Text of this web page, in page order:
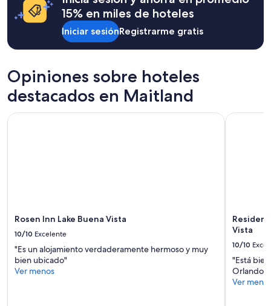
sujetos
Aplican
términos
15% en miles de hoteles
Iniciar sesiónRegistrarme gratis
Opiniones sobre hoteles
destacados en Maitland
Rosen Inn Lake Buena Vista
10/10 Excelente
"Es un alojamiento verdaderamente hermoso y muy
bien ubicado"
Ver menos
Rosen Inn Lake Buena Vista
Vista
10/10
"Está
Orlando"
Ver